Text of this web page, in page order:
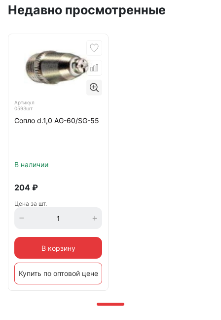
Недавно просмотренные
Артикул
0593шт
Сопло d.1,0 AG-60/SG-55
В наличии
204 ₽
Цена за шт.
В корзину
Купить по оптовой цене